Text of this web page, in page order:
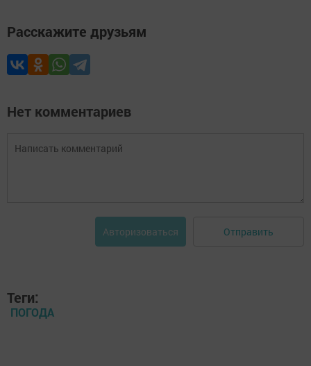
Расскажите друзьям
Нет комментариев
Авторизоваться Отправить
Теги:
ПОГОДА